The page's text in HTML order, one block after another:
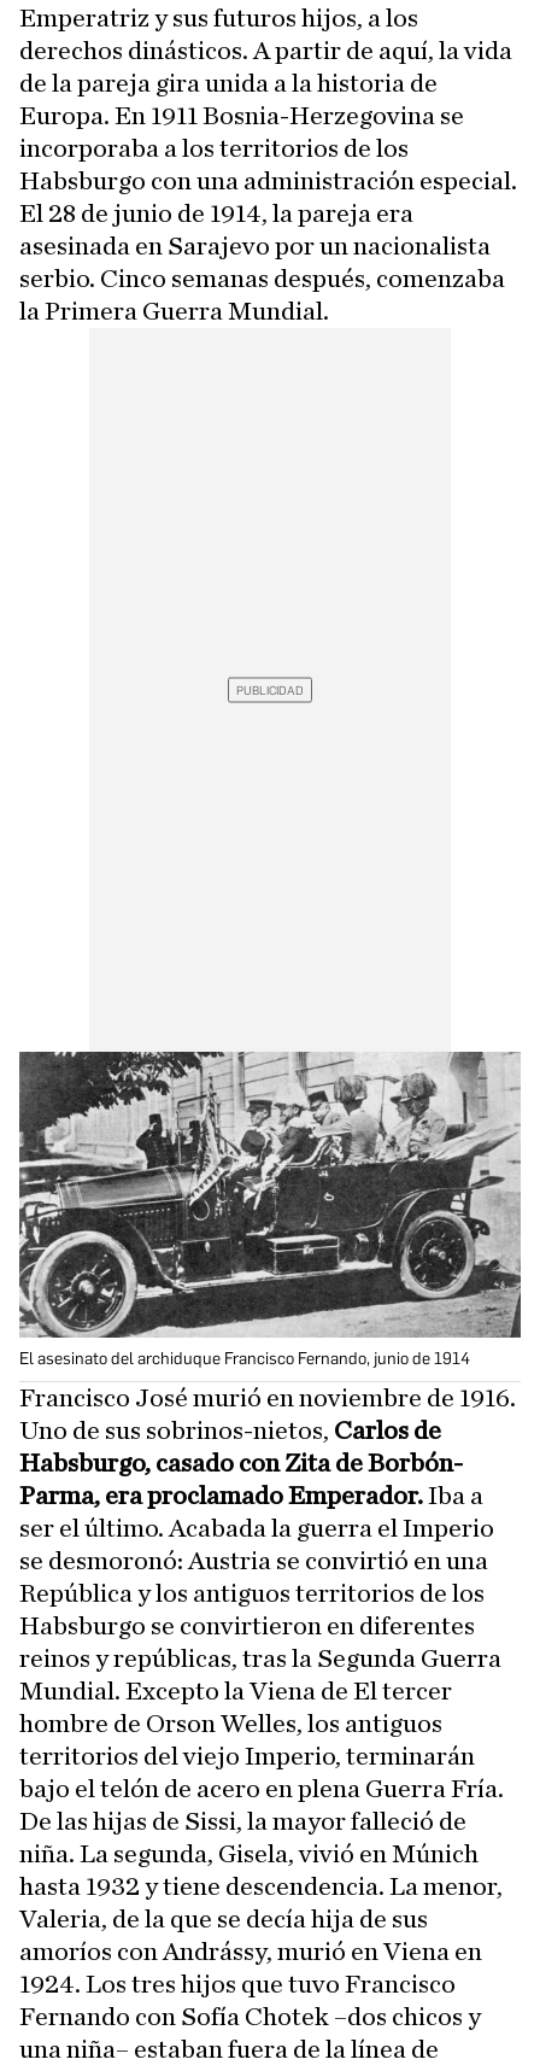
Emperatriz y sus futuros hijos, a los
derechos dinásticos. A partir de aquí, la vida
de la pareja gira unida a la historia de
Europa. En 1911 Bosnia-Herzegovina se
incorporaba a los territorios de los
Habsburgo con una administración especial.
El 28 de junio de 1914, la pareja era
asesinada en Sarajevo por un nacionalista
serbio. Cinco semanas después, comenzaba
la Primera Guerra Mundial.
El asesinato del archiduque Francisco Fernando, junio de 1914
Francisco José murió en noviembre de 1916.
Uno de sus sobrinos-nietos, Carlos de
Habsburgo, casado con Zita de Borbón-
Parma, era proclamado Emperador.Iba a
ser el último. Acabada la guerra el Imperio
se desmoronó: Austria se convirtió en una
República y los antiguos territorios de los
Habsburgo se convirtieron en diferentes
reinos y repúblicas, tras la Segunda Guerra
Mundial. Excepto la Viena de El tercer
hombre de Orson Welles, los antiguos
territorios del viejo Imperio, terminarán
bajo el telón de acero en plena Guerra Fría.
De las hijas de Sissi, la mayor falleció de
niña. La segunda, Gisela, vivió en Múnich
hasta 1932 y tiene descendencia. La menor,
Valeria, de la que se decía hija de sus
amoríos con Andrássy, murió en Viena en
1924. Los tres hijos que tuvo Francisco
Fernando con Sofía Chotek –dos chicos y
una niña– estaban fuera de la línea de